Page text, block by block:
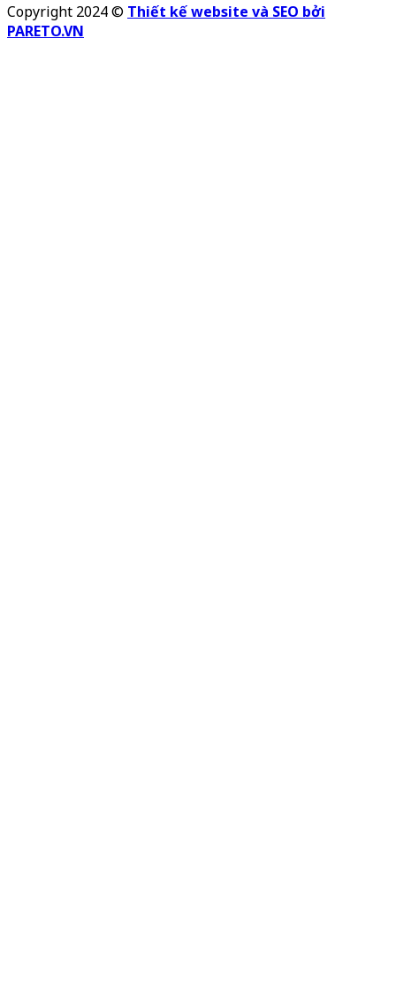
Copyright 2024 © Thiết kế website và SEO bởi
PARETO.VN